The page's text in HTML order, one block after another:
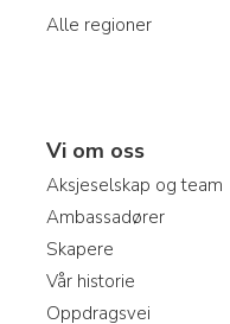
Alle regioner
Vi om oss
Aksjeselskap og team
Ambassadører
Skapere
Vår historie
Oppdragsvei